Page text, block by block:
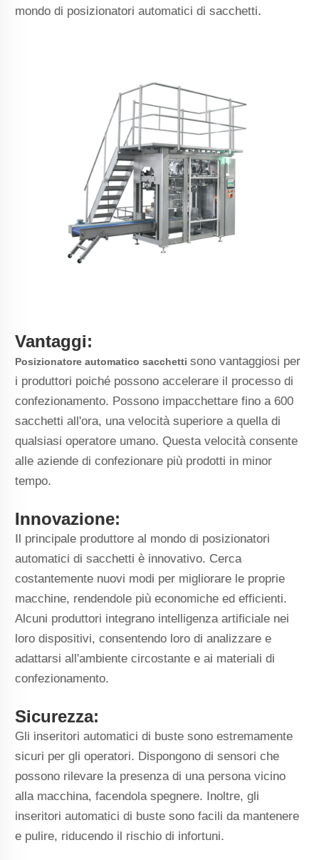
mondo di posizionatori automatici di sacchetti.
Vantaggi:
Posizionatore automatico sacchettisono vantaggiosi per
i produttori poiché possono accelerare il processo di
confezionamento. Possono impacchettare fino a 600
sacchetti all'ora, una velocità superiore a quella di
qualsiasi operatore umano. Questa velocità consente
alle aziende di confezionare più prodotti in minor
tempo.
Innovazione:
Il principale produttore al mondo di posizionatori
automatici di sacchetti è innovativo. Cerca
costantemente nuovi modi per migliorare le proprie
macchine, rendendole più economiche ed efficienti.
Alcuni produttori integrano intelligenza artificiale nei
loro dispositivi, consentendo loro di analizzare e
adattarsi all'ambiente circostante e ai materiali di
confezionamento.
Sicurezza:
Gli inseritori automatici di buste sono estremamente
sicuri per gli operatori. Dispongono di sensori che
possono rilevare la presenza di una persona vicino
alla macchina, facendola spegnere. Inoltre, gli
inseritori automatici di buste sono facili da mantenere
e pulire, riducendo il rischio di infortuni.